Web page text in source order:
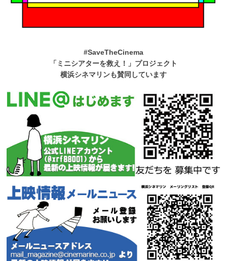
#SaveTheCinema
「ミニシアターを救え！」プロジェクト
横浜シネマリンも賛同しています